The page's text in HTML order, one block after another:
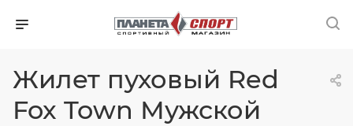
Жилет пуховый Red
Fox Town Мужской